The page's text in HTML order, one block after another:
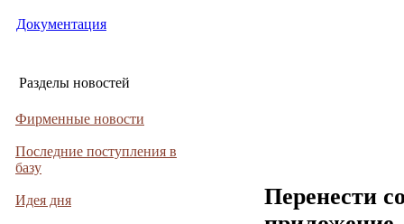
Документация
Разделы новостей
Фирменные новости
Последние поступления в
базу
Идея дня
Перенести